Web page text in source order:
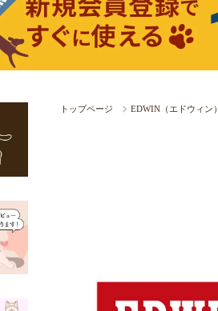
トップページ EDWIN（エドウィン）